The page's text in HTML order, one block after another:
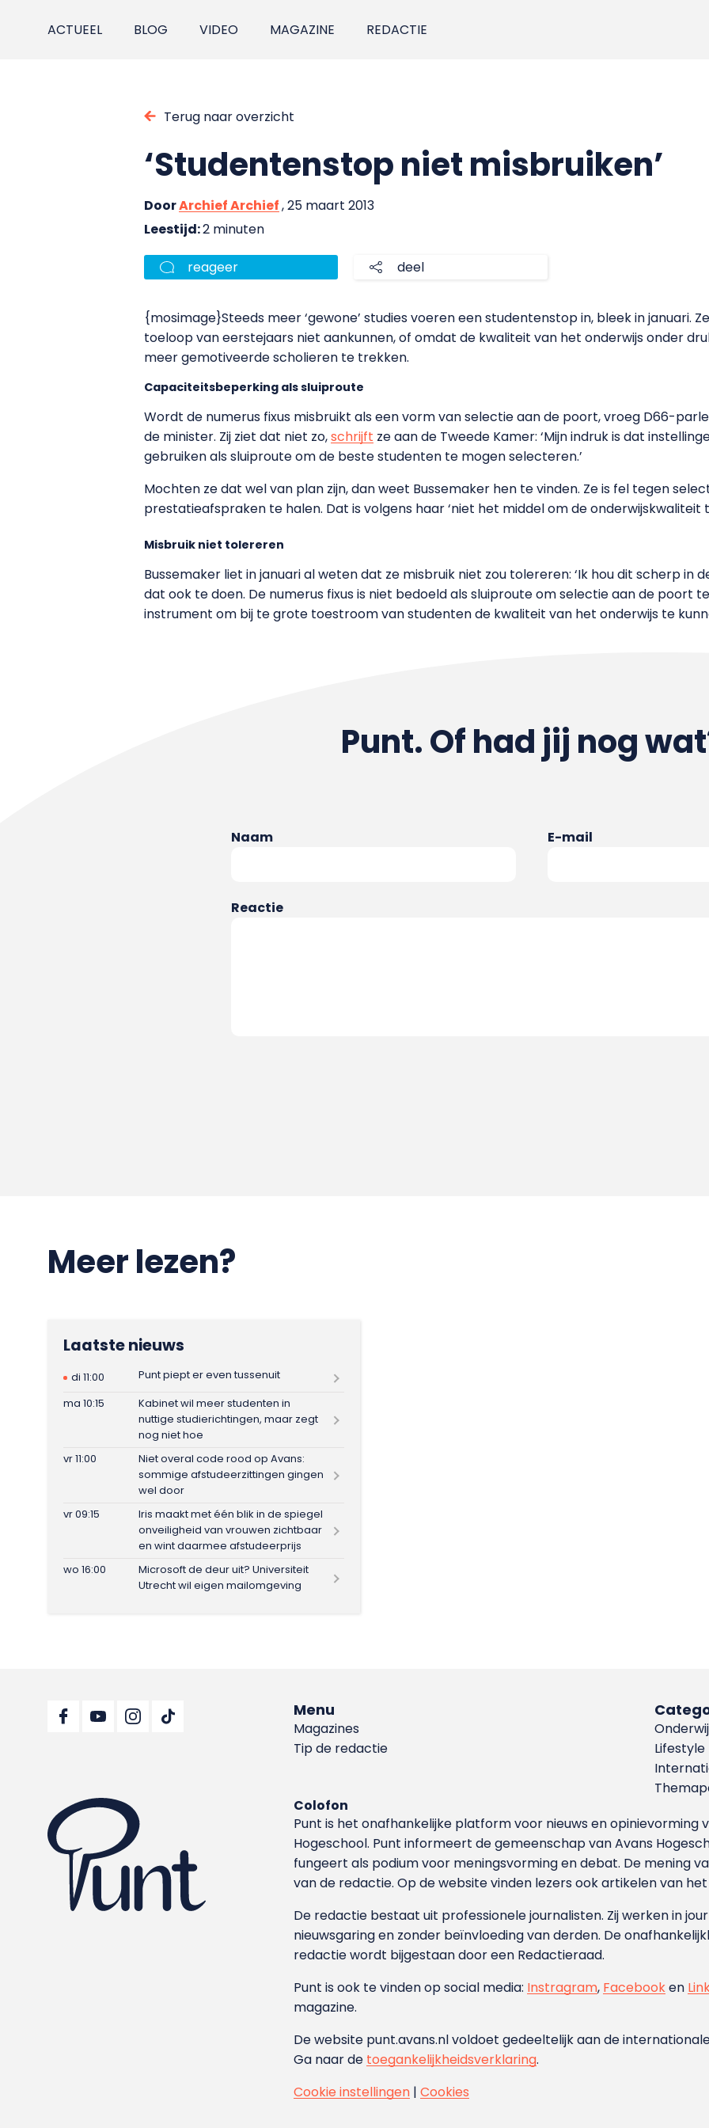
ACTUEEL BLOG VIDEO MAGAZINE REDACTIE
Terug naar overzicht
‘Studentenstop niet misbruiken’
DoorArchief Archief, 25 maart 2013
Leestijd:2 minuten
reageer deel
{mosimage}Steeds meer ‘gewone’ studies voeren eenstudentenstopin, bleek in januari.
toeloop van eerstejaars niet aankunnen, of omdat de kwaliteit van het onderwijs onder
meer gemotiveerde scholieren te trekken.
Capaciteitsbeperking als sluiproute
Wordt de numerus fixus misbruikt als een vorm van selectie aan de poort, vroeg D66-
de minister. Zij ziet dat niet zo,schrijft ze aan de Tweede Kamer: ‘Mijn indruk is dat
gebruiken als sluiproute om de beste studenten te mogen selecteren.’
Mochten ze dat wel van plan zijn, dan weet Bussemaker hen te vinden. Ze is fel tegen
prestatieafspraken te halen. Dat is volgens haar ‘niet het middel om de onderwijskwaliteit
Misbruik niet tolereren
Bussemaker liet in januari al weten dat ze misbruik niet zou tolereren: ‘Ik hou dit scherp in
dat ook te doen. De numerus fixus is niet bedoeld als sluiproute om selectie aan de poort
instrument om bij te grote toestroom van studenten de kwaliteit van het onderwijs te
Punt. Of had jij nog
Naam E-mail
Reactie
Meer lezen?
Laatste nieuws
di 11:00
Punt piept er even tussenuit
ma 10:15
Kabinet wil meer studenten in
nuttige studierichtingen, maar zegt
nog niet hoe
vr 11:00
Niet overal code rood op Avans:
sommige afstudeerzittingen gingen
wel door
vr 09:15
Iris maakt met één blik in de spiegel
onveiligheid van vrouwen zichtbaar
en wint daarmee afstudeerprijs
wo 16:00
Microsoft de deur uit? Universiteit
Utrecht wil eigen mailomgeving
Menu
Magazines
Tip de redactie
Lifestyle
Colofon
Punt is het onafhankelijke platform voor nieuws en
Hoge­school. Punt informeert de gemeenschap van Avans
fungeert als podium voor meningsvorming en debat. De mening
van de redactie. Op de website vinden lezers ook artikelen van
De redactie bestaat uit professionele journalisten. Zij werken in
nieuwsgaring en zonder beïnvloeding van derden. De
redactie wordt bijgestaan door een Redactieraad.
Punt is ook te vinden op social media: Instragram, Facebooken
magazine.
De website punt.avans.nl voldoet gedeeltelijk aan de
Ga naar de toegankelijkheidsverklaring.
Cookie instellingen |Cookies